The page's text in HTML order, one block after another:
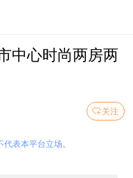
中心时尚两房两
关注
表本平台立场。